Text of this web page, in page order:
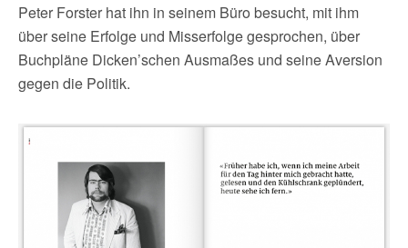
Peter Forster hat ihn in seinem Büro besucht, mit ihm
über seine Erfolge und Misserfolge gesprochen, über
Buchpläne Dicken’schen Ausmaßes und seine Aversion
gegen die Politik.